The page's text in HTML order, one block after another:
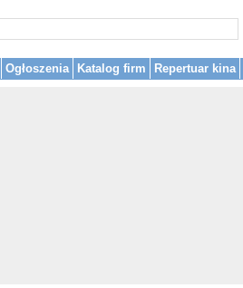
Ogłoszenia Katalog firm Repertuar kina